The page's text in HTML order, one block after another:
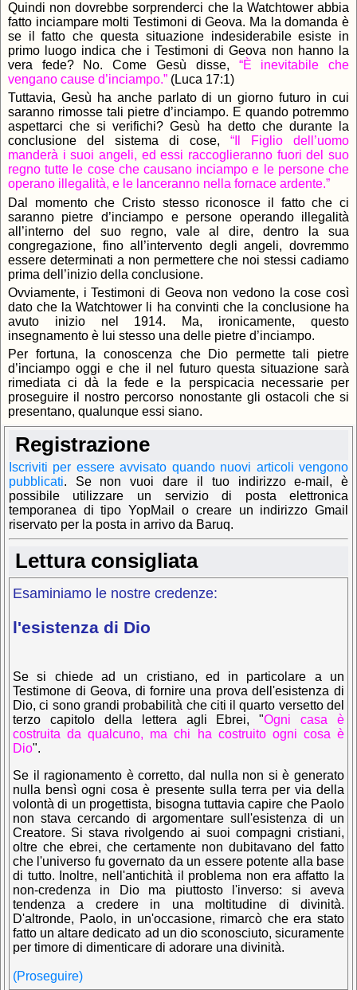
Quindi non dovrebbe sorprenderci che la Watchtower abbia
fatto inciampare molti Testimoni di Geova. Ma la domanda è
se il fatto che questa situazione indesiderabile esiste in
primo luogo indica che i Testimoni di Geova non hanno la
vera fede? No. Come Gesù disse, “È inevitabile che
vengano cause d’inciampo.”(Luca 17:1)
Tuttavia, Gesù ha anche parlato di un giorno futuro in cui
saranno rimosse tali pietre d’inciampo. E quando potremmo
aspettarci che si verifichi? Gesù ha detto che durante la
conclusione del sistema di cose,“Il Figlio dell’uomo
manderà i suoi angeli, ed essi raccoglieranno fuori del suo
regno tutte le cose che causano inciampo e le persone che
operano illegalità, e le lanceranno nella fornace ardente.”
Dal momento che Cristo stesso riconosce il fatto che ci
saranno pietre d’inciampo e persone operando illegalità
all’interno del suo regno, vale al dire, dentro la sua
congregazione, fino all’intervento degli angeli, dovremmo
essere determinati a non permettere che noi stessi cadiamo
prima dell’inizio della conclusione.
Ovviamente, i Testimoni di Geova non vedono la cose così
dato che la Watchtower li ha convinti che la conclusione ha
avuto inizio nel 1914. Ma, ironicamente, questo
insegnamento è lui stesso una delle pietre d’inciampo.
Per fortuna, la conoscenza che Dio permette tali pietre
d’inciampo oggi e che il nel futuro questa situazione sarà
rimediata ci dà la fede e la perspicacia necessarie per
proseguire il nostro percorso nonostante gli ostacoli che si
presentano, qualunque essi siano.
Registrazione
Iscriviti per essere avvisato quando nuovi articoli vengono
pubblicati.
Se non vuoi dare il tuo indirizzo e-mail, è
possibile utilizzare un servizio di posta elettronica
temporanea di tipo YopMail o creare un indirizzo Gmail
riservato per la posta in arrivo da Baruq.
Lettura consigliata
Esaminiamo le nostre credenze:
l'esistenza di Dio
Se si chiede ad un cristiano, ed in particolare a un
Testimone di Geova, di fornire una prova dell'esistenza di
Dio, ci sono grandi probabilità che citi il quarto versetto del
terzo capitolo della lettera agli Ebrei,"Ogni casa è
costruita da qualcuno, ma chi ha costruito ogni cosa è
Dio".
Se il ragionamento è corretto, dal nulla non si è generato
nulla bensì ogni cosa è presente sulla terra per via della
volontà di un progettista, bisogna tuttavia capire che Paolo
non stava cercando di argomentare sull'esistenza di un
Creatore. Si stava rivolgendo ai suoi compagni cristiani,
oltre che ebrei, che certamente non dubitavano del fatto
che l'universo fu governato da un essere potente alla base
di tutto. Inoltre, nell'antichità il problema non era affatto la
non-credenza in Dio ma piuttosto l'inverso: si aveva
tendenza a credere in una moltitudine di divinità.
D'altronde, Paolo, in un'occasione, rimarcò che era stato
fatto un altare dedicato ad un dio sconosciuto, sicuramente
per timore di dimenticare di adorare una divinità.
(Proseguire)